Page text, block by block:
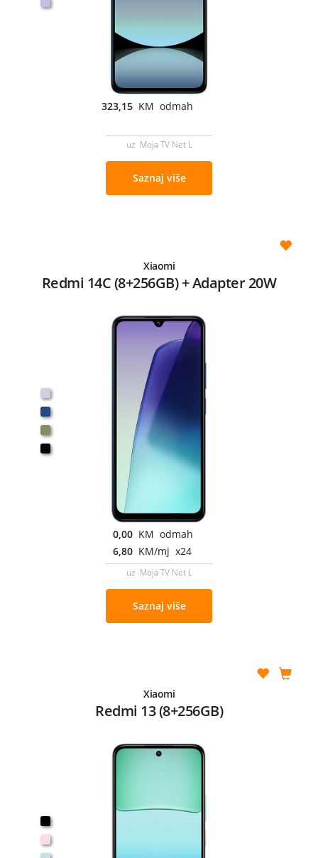
323,15 KM odmah
uz Moja TV Net L
Saznaj više
Xiaomi
Redmi 14C (8+256GB) + Adapter 20W
0,00 KM odmah
6,80 KM/mj x24
uz Moja TV Net L
Saznaj više
Xiaomi
Redmi 13 (8+256GB)